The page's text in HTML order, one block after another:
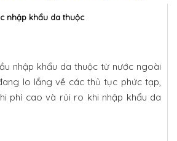
nhập khẩu da thuộc
nhập khẩu da thuộc từ nước ngoài
lo lắng về các thủ tục phức tạp,
phí cao và rủi ro khi nhập khẩu da